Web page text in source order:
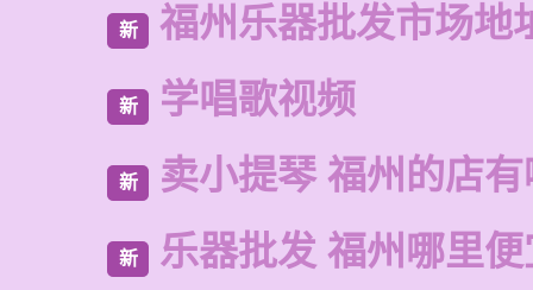
新 福州乐器批发市场地
新 学唱歌视频
新 卖小提琴 福州的店
新 乐器批发 福州哪里